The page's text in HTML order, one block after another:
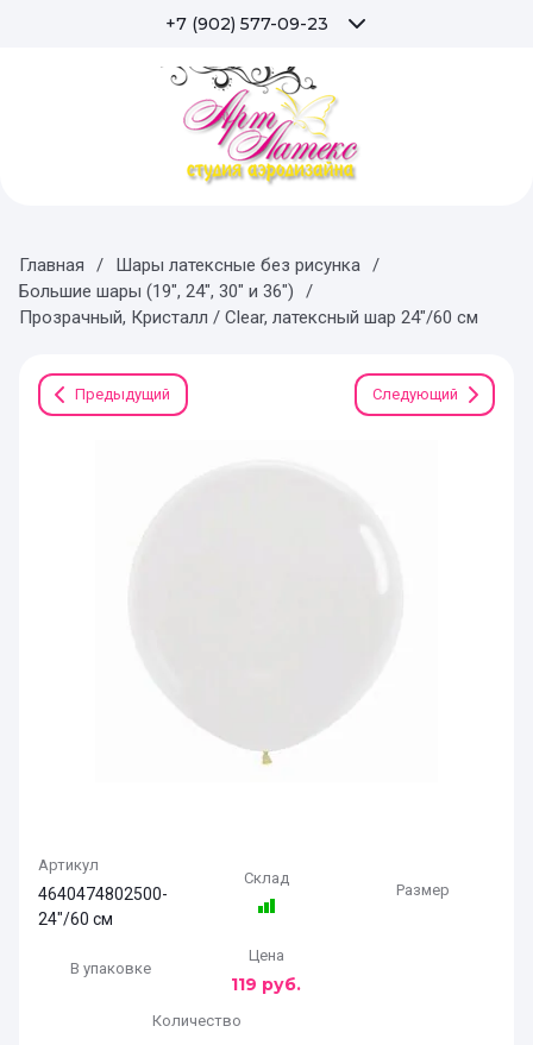
+7 (902) 577-09-23
Главная / Шары латексные без рисунка /
Большие шары (19", 24", 30" и 36")
/
Прозрачный, Кристалл / Clear, латексный шар 24"/60 см
Предыдущий Следующий
Артикул
4640474802500-
24"/60 см
Склад
Размер
В упаковке
Цена
119 руб.
Количество